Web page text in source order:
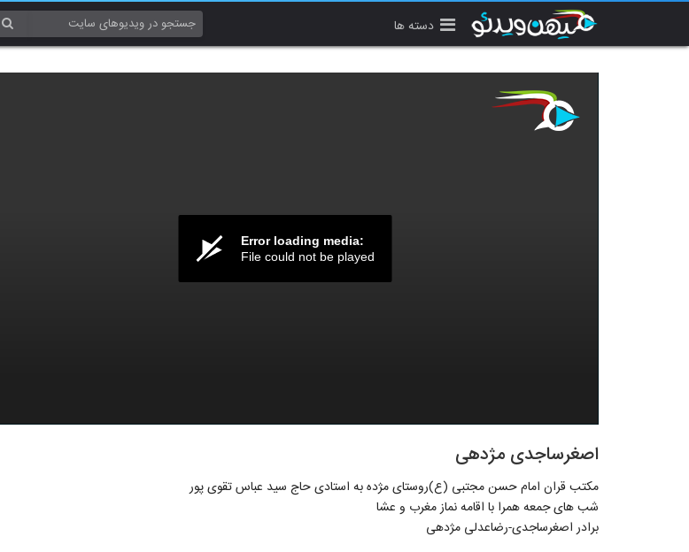
دسته ها
Error loading media:
File could not be played
اصغرساجدی مژدهی
مکتب قران امام حسن مجتبی (ع)روستای مژده به استادی حاج سید عباس تقوی پور
شب های جمعه همرا با اقامه نماز مغرب و عشا
برادر اصغرساجدی-رضاعدلی مژدهی